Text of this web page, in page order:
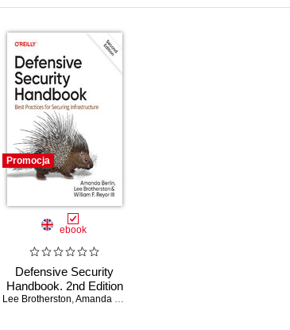
Promocja
ebook
Defensive Security
Handbook. 2nd Edition
Lee Brotherston,Amanda Berlin